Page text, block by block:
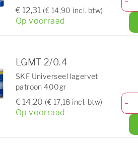
€ 12,31 (€ 14,90 incl. btw)
Op voorraad
LGMT 2/0.4
SKF Universeel lagervet
patroon 400gr
€ 14,20 (€ 17,18 incl. btw)
Op voorraad